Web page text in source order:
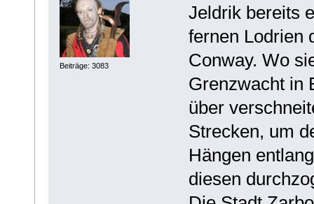
Beiträge: 3083
Jeldrik bereits
fernen Lodrien
Conway. Wo
Grenzwacht in
über
Strecken, um
Hängen
diesen